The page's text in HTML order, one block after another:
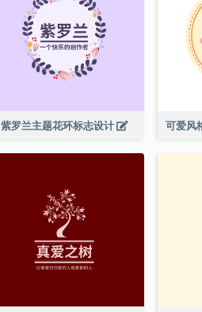
紫罗兰主题花环标志设计